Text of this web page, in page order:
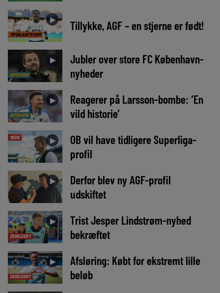
TIPSBLADETS DOM
► Tillykke, AGF – en stjerne er født!
INTERVIEW
►
Jubler over store FC København-
nyheder
INTERVIEW
►
Reagerer på Larsson-bombe: ‘En
vild historie’
MEDIE ►
OB vil have tidligere Superliga-
profil
►
Derfor blev ny AGF-profil
udskiftet
EKSKLUSIVT
►
Trist Jesper Lindstrøm-nyhed
bekræftet
EKSKLUSIVT
►
Afsløring: Købt for ekstremt lille
beløb